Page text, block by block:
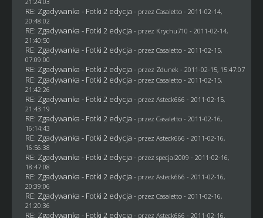
RE: Zgadywanka - Fotki 2 edycja - przez Casaletto- 2011-02-14,
20:48:02
RE: Zgadywanka - Fotki 2 edycja - przez Krychu710 - 2011-02-14,
21:40:50
RE: Zgadywanka - Fotki 2 edycja - przez Casaletto- 2011-02-15,
07:09:00
RE: Zgadywanka - Fotki 2 edycja - przez Zdunek - 2011-02-15, 15:47:07
RE: Zgadywanka - Fotki 2 edycja - przez Casaletto- 2011-02-15,
21:42:26
RE: Zgadywanka - Fotki 2 edycja - przez Asteck666 - 2011-02-15,
21:43:19
RE: Zgadywanka - Fotki 2 edycja - przez Casaletto- 2011-02-16,
16:14:43
RE: Zgadywanka - Fotki 2 edycja - przez Asteck666 - 2011-02-16,
16:56:38
RE: Zgadywanka - Fotki 2 edycja - przez specjal2009 - 2011-02-16,
18:47:08
RE: Zgadywanka - Fotki 2 edycja - przez Asteck666 - 2011-02-16,
20:39:06
RE: Zgadywanka - Fotki 2 edycja - przez Casaletto- 2011-02-16,
21:20:36
RE: Zgadywanka - Fotki 2 edycja - przez Asteck666 - 2011-02-16,